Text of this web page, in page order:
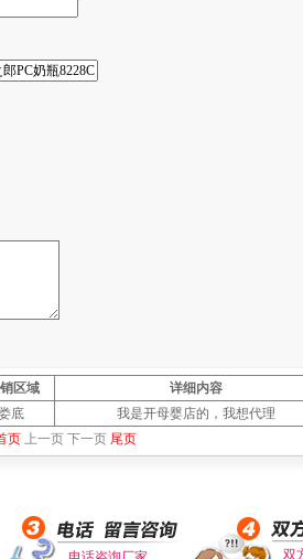
区域
详细内容
底
我是开母婴店的，我想代理
页 上一页 下一页 尾页
双